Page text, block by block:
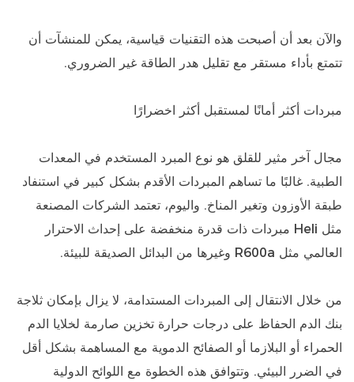
والآن بعد أن أصبحت هذه التقنيات قياسية، يمكن للمنشآت أن
تتمتع بأداء مستقر مع تقليل هدر الطاقة غير الضروري.
مبردات أكثر أمانًا لمستقبل أكثر اخضرارًا
مجال آخر مثير للقلق هو نوع المبرد المستخدم في المعدات
الطبية. غالبًا ما تساهم المبردات الأقدم بشكل كبير في استنفاد
طبقة الأوزون وتغير المناخ. واليوم، تعتمد الشركات المصنعة
مثل Heli مبردات ذات قدرة منخفضة على إحداث الاحترار
العالمي مثل R600a وغيرها من البدائل الصديقة للبيئة.
من خلال الانتقال إلى المبردات المستدامة، لا يزال بإمكان ثلاجة
بنك الدم الحفاظ على درجات حرارة تخزين صارمة لخلايا الدم
الحمراء أو البلازما أو الصفائح الدموية مع المساهمة بشكل أقل
في الضرر البيئي. وتتوافق هذه الخطوة مع اللوائح الدولية